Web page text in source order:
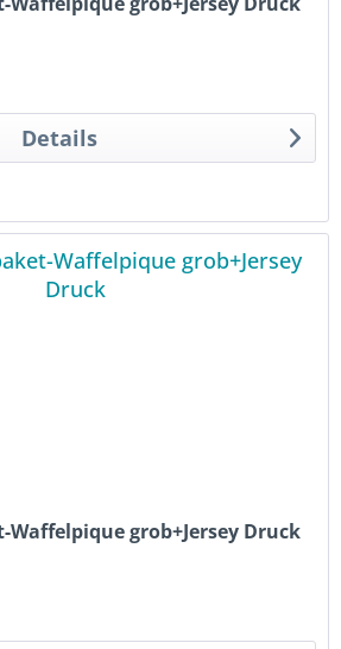
Details
grob+Jersey Druck